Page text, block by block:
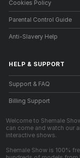
Cookies Policy
Parental Control Guide
Anti-Slavery Help
HELP & SUPPORT
Support & FAQ
Billing Support
Welcome to Shemale
can come and watch our
interactive shows.
Shemale Show is 100%